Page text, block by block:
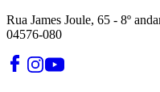
Rua James Joule, 65 - 8º
04576-080